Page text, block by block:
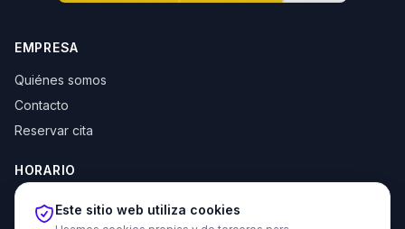
EMPRESA
Quiénes somos
Contacto
Reservar cita
HORARIO
Lun–Jue: 10:00–14:00 y 16:30–20:00
Vie: 10:00–14:00
Este sitio web utiliza cookies